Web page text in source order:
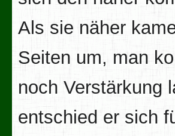
Als sie näher
Seiten um, man
noch Verstärkung
entschied er sich